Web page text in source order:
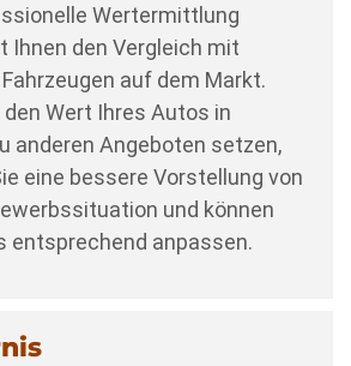
Wertermittlung
Ihnen den Vergleich mit
auf dem Markt.
den Wert Ihres Autos in
anderen Angeboten setzen,
eine bessere Vorstellung von
und können
entsprechend anpassen.